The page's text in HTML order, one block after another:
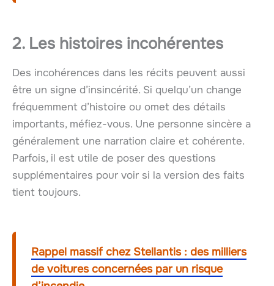
2. Les histoires incohérentes
Des incohérences dans les récits peuvent aussi
être un signe d’insincérité. Si quelqu’un change
fréquemment d’histoire ou omet des détails
importants, méfiez-vous. Une personne sincère a
généralement une narration claire et cohérente.
Parfois, il est utile de poser des questions
supplémentaires pour voir si la version des faits
tient toujours.
Rappel massif chez Stellantis : des milliers
de voitures concernées par un risque